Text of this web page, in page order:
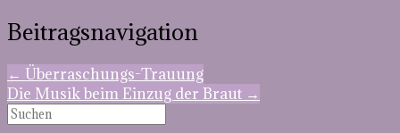
Beitragsnavigation
← Überraschungs-Trauung
Die Musik beim Einzug der Braut →